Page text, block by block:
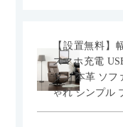
【設置無料】
スマホ充電
ダン 本革 ソフ
ゃれ シンプル